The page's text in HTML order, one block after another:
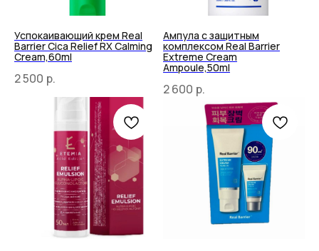
Успокаивающий крем Real
Barrier Cica Relief RX Calming
Cream,60ml
2 500 р.
Ампула с защитным
комплексом Real Barrier
Extreme Cream
Ampoule,50ml
2 600 р.